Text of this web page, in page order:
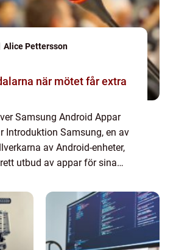
Alice Pettersson
får extra
Samsung Android Appar
Introduktion Samsung, en av
av Android-enheter,
utbud av appar för sina
vilket kan vara irritera...